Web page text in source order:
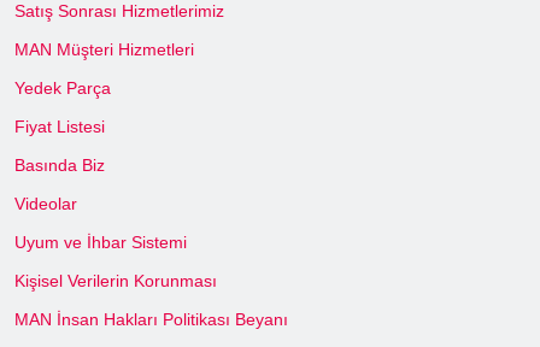
Satış Sonrası Hizmetlerimiz
MAN Müşteri Hizmetleri
Yedek Parça
Fiyat Listesi
Basında Biz
Videolar
Uyum ve İhbar Sistemi
Kişisel Verilerin Korunması
MAN İnsan Hakları Politikası Beyanı